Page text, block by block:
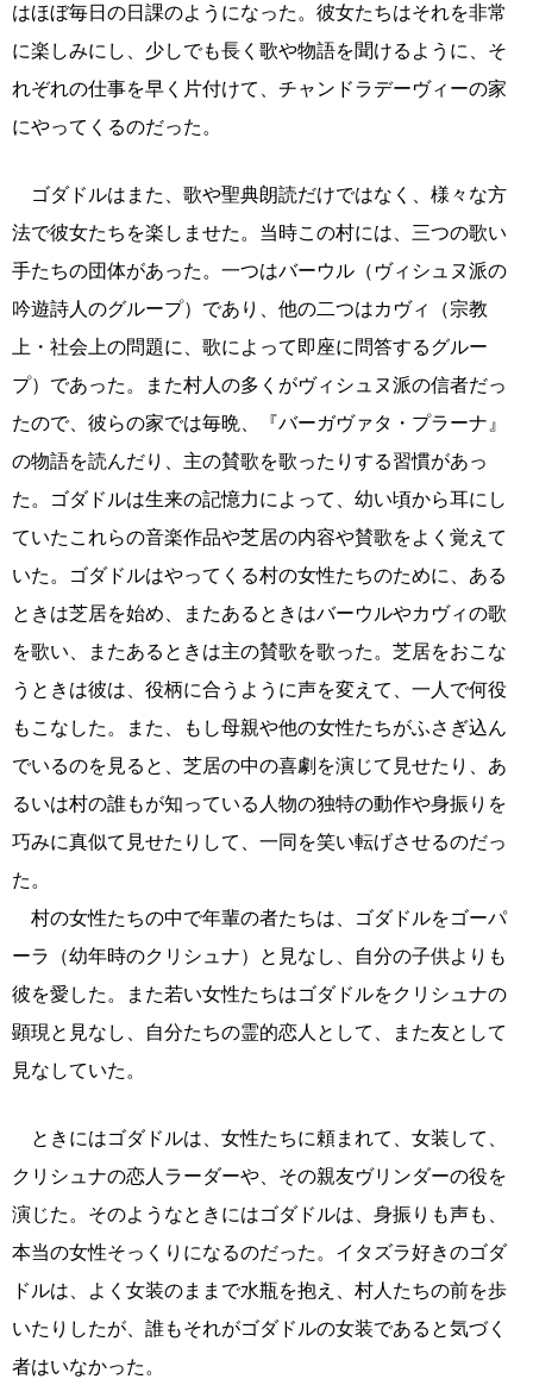
はほぼ毎日の日課のようになった。彼女たちはそれを非常
に楽しみにし、少しでも長く歌や物語を聞けるように、そ
れぞれの仕事を早く片付けて、チャンドラデーヴィーの家
にやってくるのだった。
ゴダドルはまた、歌や聖典朗読だけではなく、様々な方
法で彼女たちを楽しませた。当時この村には、三つの歌い
手たちの団体があった。一つはバーウル（ヴィシュヌ派の
吟遊詩人のグループ）であり、他の二つはカヴィ（宗教
上・社会上の問題に、歌によって即座に問答するグルー
プ）であった。また村人の多くがヴィシュヌ派の信者だっ
たので、彼らの家では毎晩、『バーガヴァタ・プラーナ』
の物語を読んだり、主の賛歌を歌ったりする習慣があっ
た。ゴダドルは生来の記憶力によって、幼い頃から耳にし
ていたこれらの音楽作品や芝居の内容や賛歌をよく覚えて
いた。ゴダドルはやってくる村の女性たちのために、ある
ときは芝居を始め、またあるときはバーウルやカヴィの歌
を歌い、またあるときは主の賛歌を歌った。芝居をおこな
うときは彼は、役柄に合うように声を変えて、一人で何役
もこなした。また、もし母親や他の女性たちがふさぎ込ん
でいるのを見ると、芝居の中の喜劇を演じて見せたり、あ
るいは村の誰もが知っている人物の独特の動作や身振りを
巧みに真似て見せたりして、一同を笑い転げさせるのだっ
た。
村の女性たちの中で年輩の者たちは、ゴダドルをゴーパ
ーラ（幼年時のクリシュナ）と見なし、自分の子供よりも
彼を愛した。また若い女性たちはゴダドルをクリシュナの
顕現と見なし、自分たちの霊的恋人として、また友として
見なしていた。
ときにはゴダドルは、女性たちに頼まれて、女装して、
クリシュナの恋人ラーダーや、その親友ヴリンダーの役を
演じた。そのようなときにはゴダドルは、身振りも声も、
本当の女性そっくりになるのだった。イタズラ好きのゴダ
ドルは、よく女装のままで水瓶を抱え、村人たちの前を歩
いたりしたが、誰もそれがゴダドルの女装であると気づく
者はいなかった。